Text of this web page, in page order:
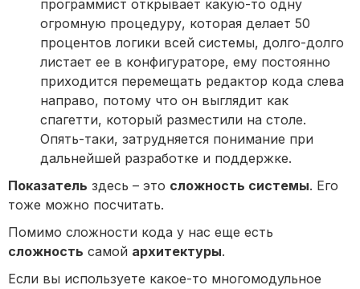
программист открывает какую-то одну
огромную процедуру, которая делает 50
процентов логики всей системы, долго-долго
листает ее в конфигураторе, ему постоянно
приходится перемещать редактор кода слева
направо, потому что он выглядит как
спагетти, который разместили на столе.
Опять-таки, затрудняется понимание при
дальнейшей разработке и поддержке.
Показатель здесь – это сложность системы. Его
тоже можно посчитать.
Помимо сложности кода у нас еще есть
сложность самой архитектуры.
Если вы используете какое-то многомодульное